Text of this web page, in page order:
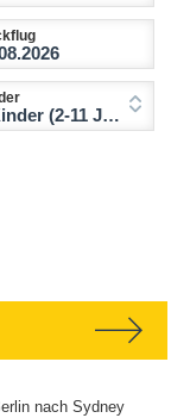
(2-11 Jahre)
nach Sydney